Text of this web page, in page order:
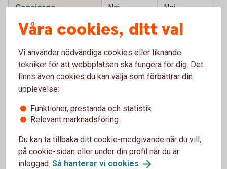
Concierge
Nej Nej
Jämför våra bankkort
Kunderbjudanden
Betal- och
kreditkort
Mastercard
kreditkort
Mastercard
Guld
kreditkort
Våra cookies, ditt val
Vi använder nödvändiga cookies eller liknande
tekniker för att webbplatsen ska fungera för dig. Det
finns även cookies du kan välja som förbättrar din
upplevelse:
Funktioner, prestanda och statistik
Relevant marknadsföring
Du kan ta tillbaka ditt cookie-medgivande när du vill,
på cookie-sidan eller under din profil när du är
inloggad. Så hanterar vi cookies .